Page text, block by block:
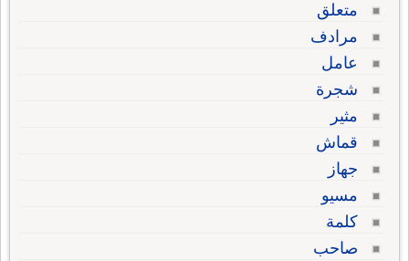
متعلق
مرادف
عامل
شجرة
مثير
قماش
جهاز
مسيو
كلمة
صاحب